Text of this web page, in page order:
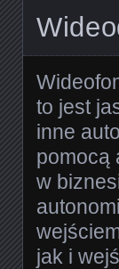
to jest
inne
pomocą
w
jak i